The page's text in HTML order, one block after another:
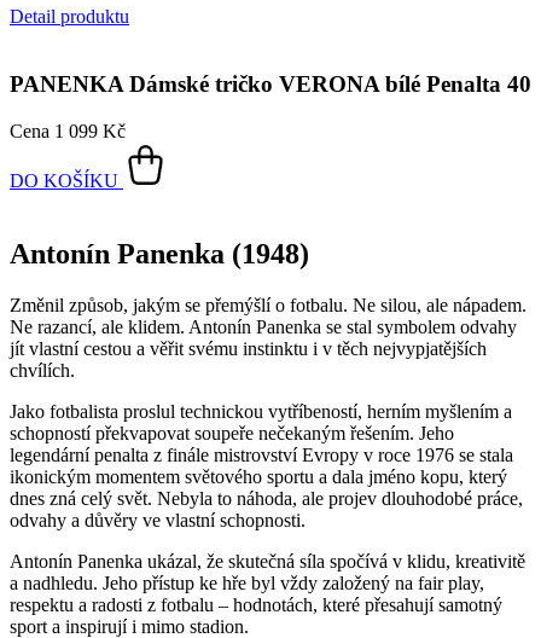
Detail produktu
PANENKADámské tričko VERONA bílé Penalta 40
Cena 1 099 Kč
DO KOŠÍKU
Antonín Panenka (1948)
Změnil způsob, jakým se přemýšlí o fotbalu. Ne silou, ale nápadem.
Ne razancí, ale klidem. Antonín Panenka se stal symbolem odvahy
jít vlastní cestou a věřit svému instinktu i v těch nejvypjatějších
chvílích.
Jako fotbalista proslul technickou vytříbeností, herním myšlením a
schopností překvapovat soupeře nečekaným řešením. Jeho
legendární penalta z finále mistrovství Evropy v roce 1976 se stala
ikonickým momentem světového sportu a dala jméno kopu, který
dnes zná celý svět. Nebyla to náhoda, ale projev dlouhodobé práce,
odvahy a důvěry ve vlastní schopnosti.
Antonín Panenka ukázal, že skutečná síla spočívá v klidu, kreativitě
a nadhledu. Jeho přístup ke hře byl vždy založený na fair play,
respektu a radosti z fotbalu – hodnotách, které přesahují samotný
sport a inspirují i mimo stadion.